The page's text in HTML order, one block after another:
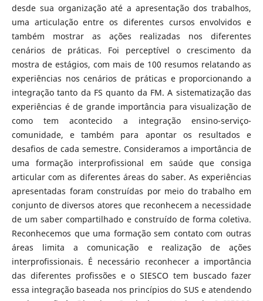
desde sua organização até a apresentação dos trabalhos,
uma articulação entre os diferentes cursos envolvidos e
também mostrar as ações realizadas nos diferentes
cenários de práticas. Foi perceptível o crescimento da
mostra de estágios, com mais de 100 resumos relatando as
experiências nos cenários de práticas e proporcionando a
integração tanto da FS quanto da FM. A sistematização das
experiências é de grande importância para visualização de
como tem acontecido a integração ensino-serviço-
comunidade, e também para apontar os resultados e
desafios de cada semestre. Consideramos a importância de
uma formação interprofissional em saúde que consiga
articular com as diferentes áreas do saber. As experiências
apresentadas foram construídas por meio do trabalho em
conjunto de diversos atores que reconhecem a necessidade
de um saber compartilhado e construído de forma coletiva.
Reconhecemos que uma formação sem contato com outras
áreas limita a comunicação e realização de ações
interprofissionais. É necessário reconhecer a importância
das diferentes profissões e o SIESCO tem buscado fazer
essa integração baseada nos princípios do SUS e atendendo